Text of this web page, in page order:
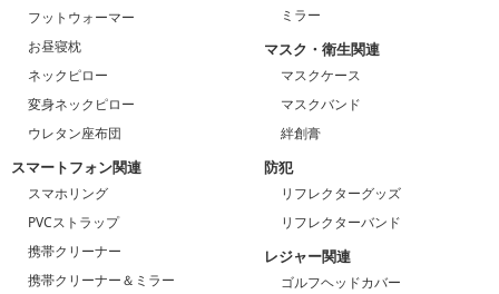
フットウォーマー
お昼寝枕
ネックピロー
変身ネックピロー
ウレタン座布団
スマートフォン関連
スマホリング
PVCストラップ
携帯クリーナー
携帯クリーナー＆ミラー
ミラー
マスク・衛生関連
マスクケース
マスクバンド
絆創膏
防犯
リフレクターグッズ
リフレクターバンド
レジャー関連
ゴルフヘッドカバー